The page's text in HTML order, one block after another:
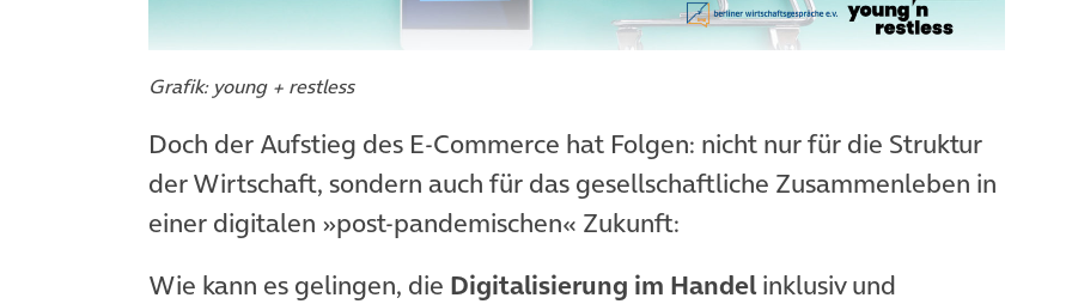
(öffnet in neuem Tab)
Grafik: young + restless
Doch der Aufstieg des E-Commerce hat Folgen: nicht nur für die Struktur
der Wirtschaft, sondern auch für das gesellschaftliche Zusammenleben in
einer digitalen »post-pandemischen« Zukunft:
Wie kann es gelingen, die Digitalisierung im Handelinklusiv und